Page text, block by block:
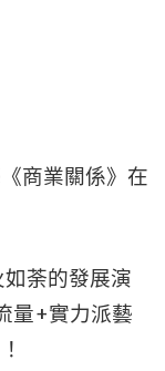
商業關係》在
荼的發展演
量+實力派藝